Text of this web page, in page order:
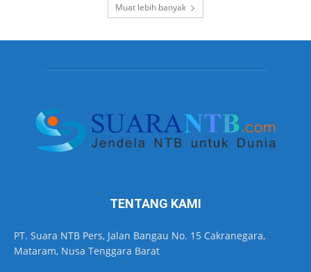
Muat lebih banyak
TENTANG KAMI
PT. Suara NTB Pers, Jalan Bangau No. 15 Cakranegara,
Mataram, Nusa Tenggara Barat